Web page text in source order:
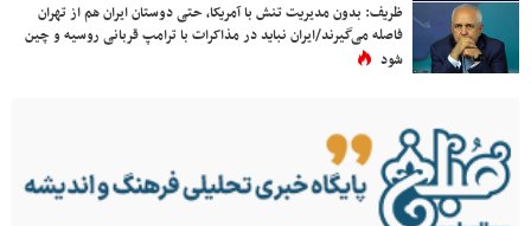
ظریف: بدون مدیریت تنش با آمریکا، حتی دوستان ایران هم از تهران
فاصله می‌گیرند/ایران نباید در مذاکرات با ترامپ قربانی روسیه و چین
شود